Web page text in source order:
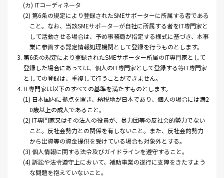
(カ) ITコーディネータ
(2) 第6条の規定により登録されたSMEサポーターに所属する者である
こと。なお、当該SMEサポーターが自社に所属する者をIT専門家と
して活動させる場合は、予め事務局が指定する様式に基づき、本事
業に参画する認定情報処理機関として登録を行うものとします。
3. 第6条の規定により登録されたSMEサポーター所属のIT専門家として
登録した場合にあっては、個人のIT専門家として登録する等IT専門家
としての登録は、重複して行うことができません。
4. IT専門家は以下のすべての基準を満たすものとします。
(1) 日本国内に拠点を置き、納税地が日本であり、個人の場合には満2
0歳以上の成人であること。
(2) IT専門家又はその法人の役員が、暴力団等の反社会的勢力でない
こと。反社会勢力との関係を有しないこと。また、反社会的勢力
から出資等の資金提供を受けている場合も対象外とする。
(3) 個人情報に関する法令及びガイドラインを遵守すること。
(4) 訴訟や法令遵守上において、補助事業の遂行に支障をきたすよう
な問題を抱えていないこと。